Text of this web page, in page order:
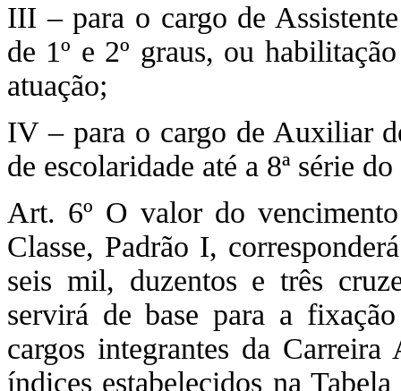
III – para o cargo de
de 1º e 2º graus, ou
atuação;
IV – para o cargo de Auxiliar
de escolaridade até a 8ª série
Art. 6º O valor do
Classe, Padrão I,
seis mil, duzentos e três
servirá de base para a
cargos integrantes da
índices estabelecidos na